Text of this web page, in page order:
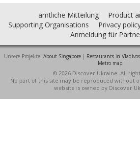
amtliche Mitteilung
Product
Supporting Organisations
Privacy
Anmeldung für
Unsere Projekte: About Singapore| Restaurants in
Metro map
© 2026 Discover Ukraine. All
No part of this site may be reproduced without
website is owned by Discover